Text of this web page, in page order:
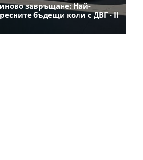
завръщане: Най-
бъдещи коли с ДВГ - II